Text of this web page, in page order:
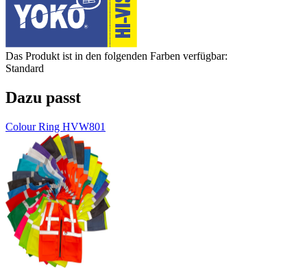
Das Produkt ist in den folgenden Farben verfügbar:
Standard
Dazu passt
Colour Ring HVW801